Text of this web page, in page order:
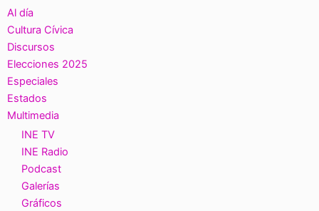
Al día
Cultura Cívica
Discursos
Elecciones 2025
Especiales
Estados
Multimedia
INE TV
INE Radio
Podcast
Galerías
Gráficos